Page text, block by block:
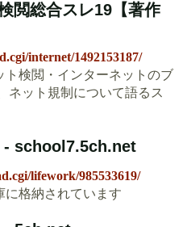
閲総合スレ19【著作
internet/1492153187/
ト検閲・インターネットのブ
ネット規制について語るス
- school7.5ch.net
lifework/985533619/
に格納されています